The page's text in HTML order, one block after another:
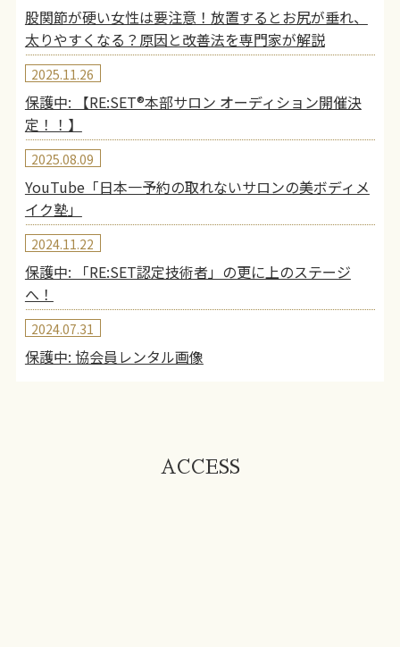
股関節が硬い女性は要注意！放置するとお尻が垂れ、
太りやすくなる？原因と改善法を専門家が解説
保護中: 【RE:SET®︎本部サロン オーディション開催決
定！！】
2025.11.26
YouTube「日本一予約の取れないサロンの美ボディメ
イク塾」
2025.08.09
保護中: 「RE:SET認定技術者」の更に上のステージ
へ！
2024.11.22
保護中: 協会員レンタル画像
2024.07.31
ACCESS